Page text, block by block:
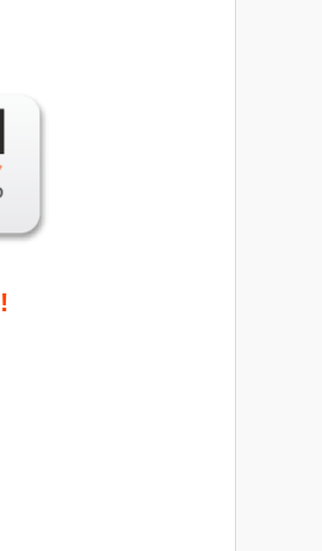
!